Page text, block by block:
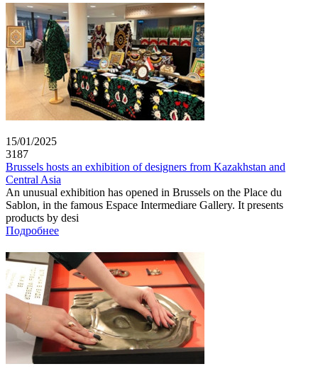
15/01/2025
3187
Brussels hosts an exhibition of designers from Kazakhstan and
Central Asia
An unusual exhibition has opened in Brussels on the Place du
Sablon, in the famous Espace Intermediare Gallery. It presents
products by desi
Подробнее